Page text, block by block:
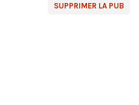
SUPPRIMER LA PUB